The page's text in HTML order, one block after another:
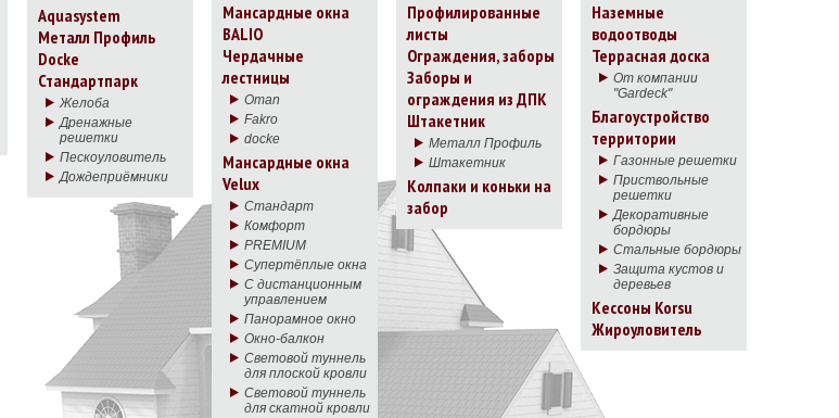
Aquasystem
Металл Профиль
Docke
Стандартпарк
Желоба
Дренажные
решетки
Пескоуловитель
Дождеприёмники
Мансардные окна
BALIO
Чердачные
лестницы
Oman
Fakro
docke
Мансардные окна
Velux
Стандарт
Комфорт
PREMIUM
Супертёплые окна
С дистанционным
управлением
Панорамное окно
Окно-балкон
Световой туннель
для плоской кровли
Световой туннель
для скатной кровли
Профилированные
листы
Ограждения, заборы
Заборы и
ограждения из ДПК
Штакетник
Металл Профиль
Штакетник
Колпаки и коньки на
забор
Наземные
водоотводы
Террасная доска
От компании
"Gardeck"
Благоустройство
территории
Газонные решетки
Приствольные
решетки
Декоративные
бордюры
Стальные бордюры
Защита кустов и
деревьев
Кессоны Korsu
Жироуловитель